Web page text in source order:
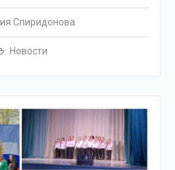
Спиридонова
Новости